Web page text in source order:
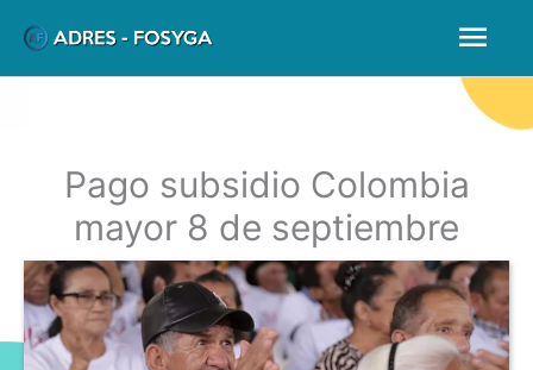
Pago subsidio Colombia
mayor 8 de septiembre